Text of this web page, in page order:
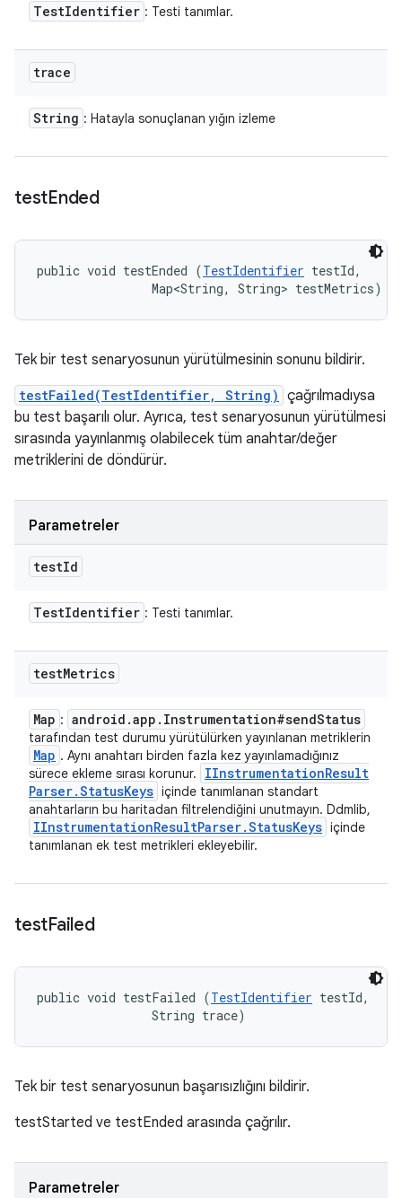
TestIdentifier : Testi tanımlar.
trace
String : Hatayla sonuçlanan yığın izleme
testEnded
public void testEnded (TestIdentifier testId,
                Map<String, String> testMetrics)
Tek bir test senaryosunun yürütülmesinin sonunu bildirir.
testFailed(TestIdentifier, String) çağrılmadıysa
bu test başarılı olur. Ayrıca, test senaryosunun yürütülmesi
sırasında yayınlanmış olabilecek tüm anahtar/değer
metriklerini de döndürür.
Parametreler
testId
TestIdentifier : Testi tanımlar.
testMetrics
Map : android .app . Instrumentation#sendStatus
tarafından test durumu yürütülürken yayınlanan metriklerin
Map . Aynı anahtarı birden fazla kez yayınlamadığınız
sürece ekleme sırası korunur.
IInstrumentationResult
Parser.StatusKeys içinde tanımlanan standart
anahtarların bu haritadan filtrelendiğini unutmayın. Ddmlib,
IInstrumentationResultParser.StatusKeys içinde
tanımlanan ek test metrikleri ekleyebilir.
testFailed
public void testFailed (TestIdentifier testId,
                String trace)
Tek bir test senaryosunun başarısızlığını bildirir.
testStarted ve testEnded arasında çağrılır.
Parametreler